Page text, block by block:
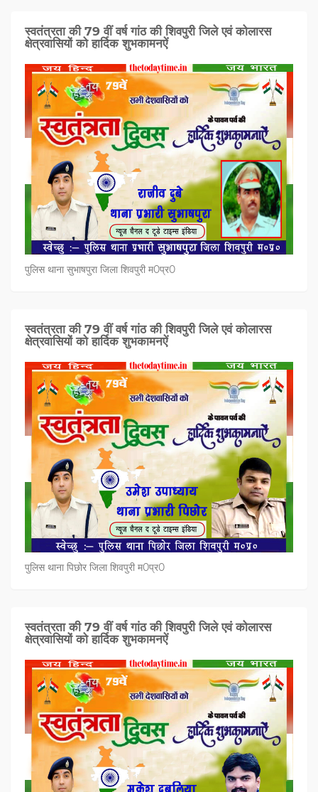
स्वतंत्रता की 79 वीं वर्ष गांठ की शिवपुरी जिले एवं कोलारस
क्षेत्रवासियों को हार्दिक शुभकामनऐं
पुलिस थाना सुभाषपुरा जिला शिवपुरी म0प्र0
स्वतंत्रता की 79 वीं वर्ष गांठ की शिवपुरी जिले एवं कोलारस
क्षेत्रवासियों को हार्दिक शुभकामनऐं
पुलिस थाना पिछोर जिला शिवपुरी म0प्र0
स्वतंत्रता की 79 वीं वर्ष गांठ की शिवपुरी जिले एवं कोलारस
क्षेत्रवासियों को हार्दिक शुभकामनऐं